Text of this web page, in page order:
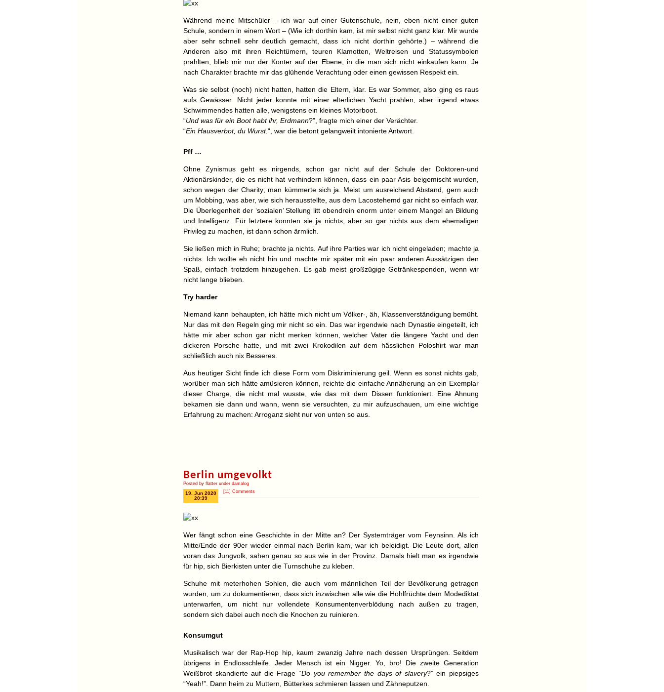
Während meine Mitschüler – ich war auf einer Gutenschule, nein, eben nicht einer guten
Schule, sondern in einem Wort – (Wie ich dorthin kam, ist mir selbst nicht ganz klar. Mir wurde
aber sehr schnell sehr deutlich gemacht, dass ich nicht dorthin gehörte.) – während die
Anderen also mit ihren Reichtümern, teuren Klamotten, Weltreisen und Statussymbolen
prahlten, blieb mir nur der Konter auf der Ebene, in die man sich nicht einkaufen kann. Je
nach Charakter brachte mir das glühende Verachtung oder einen gewissen Respekt ein.
Was sie selbst (noch) nicht hatten, hatten die Eltern, klar. Es war Sommer, also ging es raus
aufs Gewässer. Nicht jeder konnte mit einer elterlichen Yacht prahlen, aber irgend etwas
Schwimmendes hatten alle, wenigstens ein kleines Motorboot.
“Und was für ein Boot habt ihr, Erdmann?”, fragte mich einer der Verächter.
“Ein Hausverbot, du Wurst.“, war die betont gelangweilt intonierte Antwort.
Pff …
Ohne Zynismus geht es nirgends, schon gar nicht auf der Schule der Doktoren-und
Aktionärskinder, die es nicht hat verhindern können, dass ein paar Asis beigemischt wurden,
schon wegen der Charity; man kümmerte sich ja. Meist um ausreichend Abstand, gern auch
um Mobbing, was aber, wie sich herausstellte, aus dem Lacostehemd gar nicht so einfach war.
Die Überlegenheit der ‘sozialen’ Stellung litt obendrein enorm unter einem Mangel an Bildung
und Intelligenz. Für letztere konnten sie ja nichts, aber so gar nichts aus dem ehemaligen
Privileg zu machen, ist dann schon ärmlich.
Sie ließen mich in Ruhe; brachte ja nichts. Auf ihre Parties war ich nicht eingeladen; machte ja
nichts. Ich wollte eh nicht hin und machte mir später mit ein paar anderen Aussätzigen den
Spaß, einfach trotzdem hinzugehen. Es gab meist großzügige Getränkespenden, wenn wir
nicht lange blieben.
Try harder
Niemand kann behaupten, ich hätte mich nicht um Völker-, äh, Klassenverständigung bemüht.
Nur das mit den Regeln ging mir nicht so ein. Das war irgendwie nach Dynastie eingeteilt, ich
hätte mir aber schon gar nicht merken können, welcher Vater die längere Yacht und den
dickeren Porsche hatte, und mit zwei Krokodilen auf dem hässlichen Poloshirt war man
schließlich auch nix Besseres.
Aus heutiger Sicht finde ich diese Form vom Diskriminierung geil. Wenn es sonst nichts gab,
worüber man sich hätte amüsieren können, reichte die einfache Annäherung an ein Exemplar
dieser Charge, die nicht mal wusste, wie das mit dem Dissen funktioniert. Eine Ahnung
bekamen sie dann und wann, wenn sie versuchten, zu mir aufzuschauen, um eine wichtige
Erfahrung zu machen: Arroganz sieht nur von unten so aus.
Berlin umgevolkt
Posted by flatter under damalog
[11] Comments
19. Jun 2020
20:39
Wer fängt schon eine Geschichte in der Mitte an? Der Systemträger vom Feynsinn. Als ich
Mitte/Ende der 90er wieder einmal nach Berlin kam, war ich beleidigt. Die Leute dort, allen
voran das Jungvolk, sahen genau so aus wie in der Provinz. Damals hielt man es irgendwie
für hip, sich Bierkisten unter die Turnschuhe zu kleben.
Schuhe mit meterhohen Sohlen, die auch vom männlichen Teil der Bevölkerung getragen
wurden, um zu dokumentieren, dass sich inzwischen alle wie die Hohlfrüchte dem Modediktat
unterwarfen, um nicht nur vollendete Konsumentenverblödung nach außen zu tragen,
sondern sich dabei auch noch die Knochen zu ruinieren.
Konsumgut
Musikalisch war der Rap-Hop hip, kaum zwanzig Jahre nach dessen Ursprüngen. Seitdem
übrigens in Endlosschleife. Jeder Mensch ist ein Nigger. Yo, bro! Die zweite Generation
Weißbrot skandierte auf die Frage “Do you remember the days of slavery?” ein piepsiges
“Yeah!”. Dann heim zu Muttern, Bütterkes schmieren lassen und Zähneputzen.